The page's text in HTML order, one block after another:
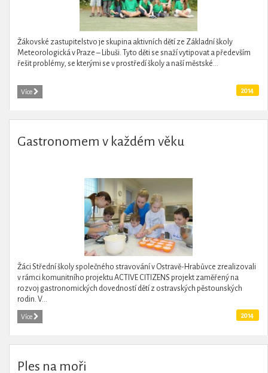
Žákovské zastupitelstvo je skupina aktivních dětí ze Základní školy
Meteorologická v Praze – Libuši. Tyto děti se snaží vytipovat a především
řešit problémy, se kterými se v prostředí školy a naší městské...
Více 2014
Gastronomem v každém věku
Žáci Střední školy společného stravování v Ostravě-Hrabůvce zrealizovali
v rámci komunitního projektu ACTIVE CITIZENS projekt zaměřený na
rozvoj gastronomických dovedností dětí z ostravských pěstounských
rodin. V...
Více 2014
Ples na moři